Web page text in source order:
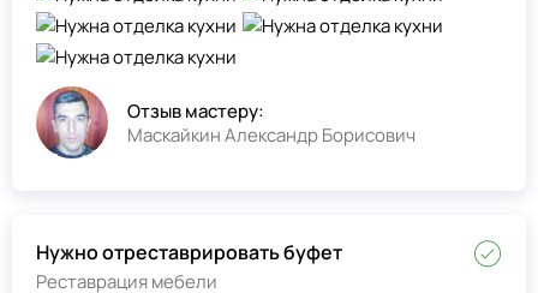
Отзыв мастеру:
Маскайкин Александр Борисович
Нужно отреставрировать буфет
Реставрация мебели